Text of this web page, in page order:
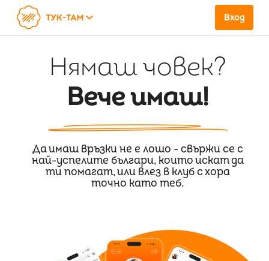
keyboard_arrow_down Вход
Нямаш човек?
Вече имаш!
Да имаш връзки не е лошо - свържи се с
най-успелите българи, които искат да
ти помагат, или влез в клуб с хора
точно като теб.